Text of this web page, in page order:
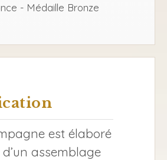
- Médaille Bronze
est élaboré
assemblage